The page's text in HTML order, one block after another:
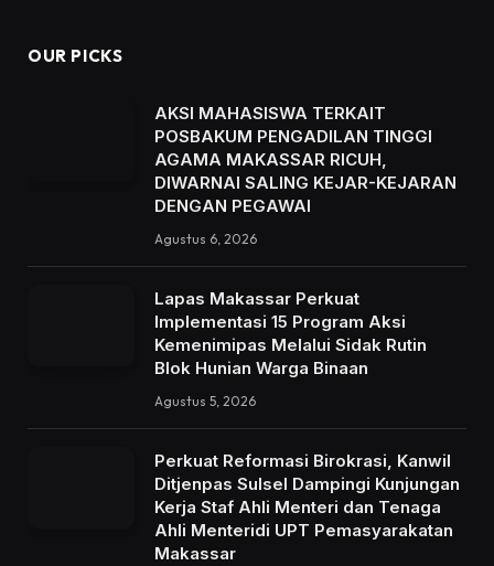
OUR PICKS
AKSI MAHASISWA TERKAIT
POSBAKUM PENGADILAN TINGGI
AGAMA MAKASSAR RICUH,
DIWARNAI SALING KEJAR-KEJARAN
DENGAN PEGAWAI
Agustus 6, 2026
Lapas Makassar Perkuat
Implementasi 15 Program Aksi
Kemenimipas Melalui Sidak Rutin
Blok Hunian Warga Binaan
Agustus 5, 2026
Perkuat Reformasi Birokrasi, Kanwil
Ditjenpas Sulsel Dampingi Kunjungan
Kerja Staf Ahli Menteri dan Tenaga
Ahli Menteridi UPT Pemasyarakatan
Makassar